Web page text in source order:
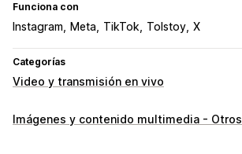
Funciona con
Instagram Meta TikTok Tolstoy X
Categorías
Video y transmisión en vivo
Gestión de videos
Imágenes y contenido multimedia - Otros